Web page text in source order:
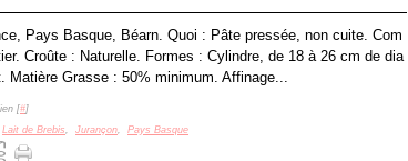
Pays Basque, Béarn. Quoi : Pâte pressée, non cuite. Com
Croûte : Naturelle. Formes : Cylindre, de 18 à 26 cm de dia
Matière Grasse : 50% minimum. Affinage...
[#]
Lait de Brebis, Jurançon, Pays Basque